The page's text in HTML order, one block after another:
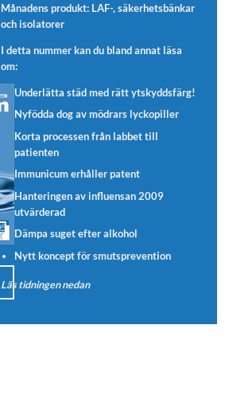
Månadens produkt: LAF-, säkerhetsbänkar
och isolatorer
I detta nummer kan du bland annat läsa
om:
Underlätta städ med rätt ytskyddsfärg!
Nyfödda dog av mödrars lyckopiller
Korta processen från labbet till
patienten
Immunicum erhåller patent
Hanteringen av influensan 2009
utvärderad
Dämpa suget efter alkohol
Nytt koncept för smutsprevention
Läs tidningen nedan